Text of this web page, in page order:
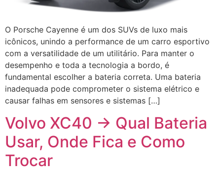
O Porsche Cayenne é um dos SUVs de luxo mais
icônicos, unindo a performance de um carro esportivo
com a versatilidade de um utilitário. Para manter o
desempenho e toda a tecnologia a bordo, é
fundamental escolher a bateria correta. Uma bateria
inadequada pode comprometer o sistema elétrico e
causar falhas em sensores e sistemas […]
Volvo XC40 → Qual Bateria
Usar, Onde Fica e Como
Trocar